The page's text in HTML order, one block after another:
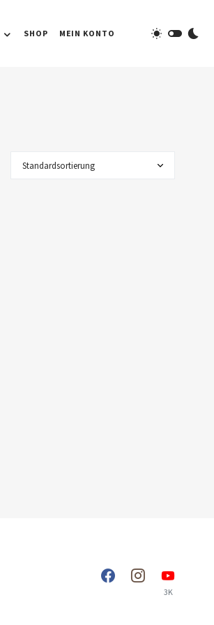
SHOP MEIN KONTO
3K